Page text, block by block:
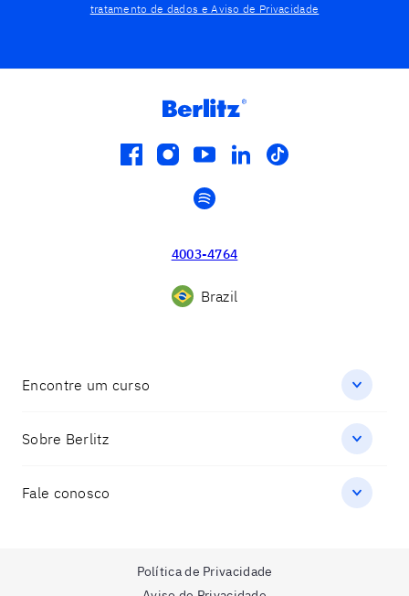
tratamento de dados e Aviso de Privacidade
facebook
instagram
youtube
linkedin
tiktok
spotify
4003-4764
Brazil
Encontre um curso
Sobre Berlitz
Fale conosco
Política de Privacidade